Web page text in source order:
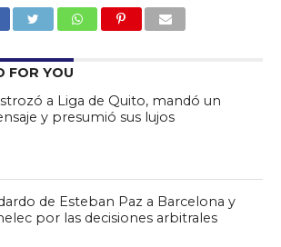
FOR YOU
a Liga de Quito, mandó un
y presumió sus lujos
de Esteban Paz a Barcelona y
por las decisiones arbitrales